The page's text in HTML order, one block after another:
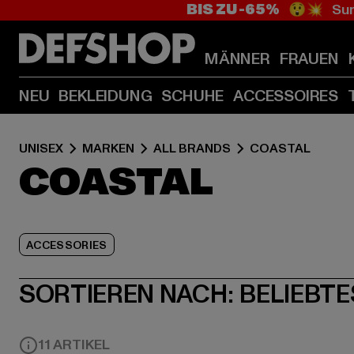
BIS ZU -65% 😲💥
MÄNNER FRAUEN
NEU BEKLEIDUNG SCHUHE ACCESSOIRES
UNISEX MARKEN ALL BRANDS COASTAL
COASTAL
ACCESSORIES
SORTIEREN NACH:
11 ARTIKEL